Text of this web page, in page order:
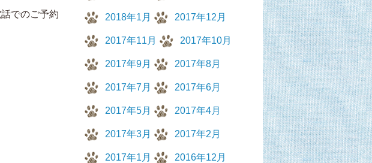
でのご予約
2018年1月 2017年12月
2017年11月 2017年10月
2017年9月 2017年8月
2017年7月 2017年6月
2017年5月 2017年4月
2017年3月 2017年2月
2017年1月 2016年12月